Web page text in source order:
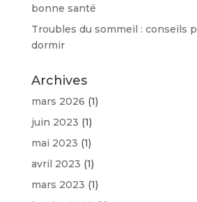
bonne santé
Troubles du sommeil : conseils
dormir
Archives
mars 2026 (1)
juin 2023 (1)
mai 2023 (1)
avril 2023 (1)
mars 2023 (1)